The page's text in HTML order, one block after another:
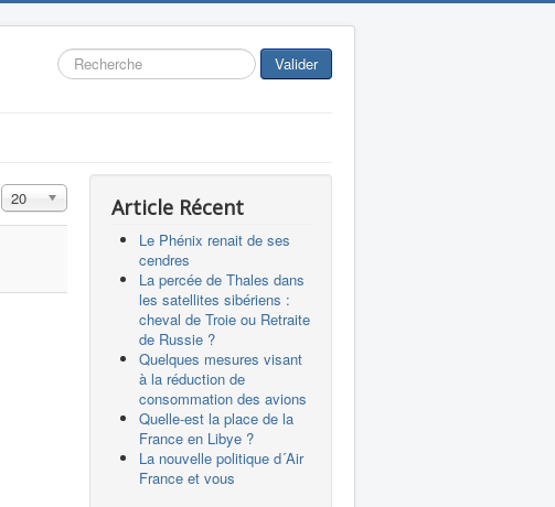
Rechercher Valider
Affichage #
20 Article Récent
Le Phénix renait de ses
cendres
La percée de Thales dans
les satellites sibériens :
cheval de Troie ou Retraite
de Russie ?
Quelques mesures visant
à la réduction de
consommation des avions
Quelle-est la place de la
France en Libye ?
La nouvelle politique d´Air
France et vous